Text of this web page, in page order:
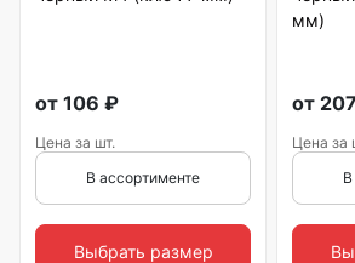
от 106 ₽
Цена за шт.
В ассортименте
Выбрать размер
мм)
от 207
Цена за